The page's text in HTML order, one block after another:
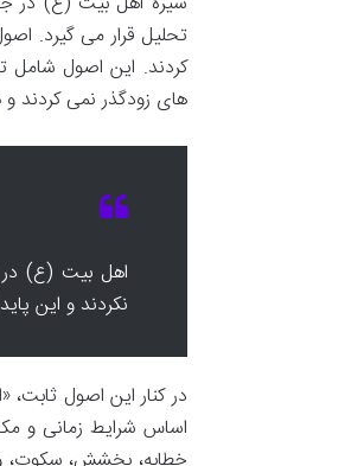
تحلیل قرار می گیرد.
کردند. این اصول شامل
های زودگذر نمی کردند
اهل بیت (ع) در
نکردند و این
در کنار این اصول
اساس شرایط زمانی و